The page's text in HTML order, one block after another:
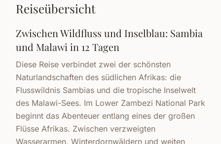
Reiseübersicht
Zwischen Wildfluss und Inselblau: Sambia
und Malawi in 12 Tagen
Diese Reise verbindet zwei der schönsten
Naturlandschaften des südlichen Afrikas: die
Flusswildnis Sambias und die tropische Inselwelt
des Malawi-Sees. Im Lower Zambezi National Park
beginnt das Abenteuer entlang eines der großen
Flüsse Afrikas. Zwischen verzweigten
Wasserarmen, Winterdornwäldern und weiten